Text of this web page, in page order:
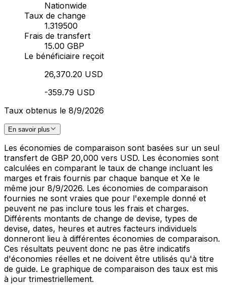
Nationwide
Taux de change
1.319500
Frais de transfert
15.00 GBP
Le bénéficiaire reçoit
26,370.20 USD
-359.79 USD
Taux obtenus le 8/9/2026
En savoir plus
Les économies de comparaison sont basées sur un seul
transfert de GBP 20,000 vers USD. Les économies sont
calculées en comparant le taux de change incluant les
marges et frais fournis par chaque banque et Xe le
même jour 8/9/2026. Les économies de comparaison
fournies ne sont vraies que pour l'exemple donné et
peuvent ne pas inclure tous les frais et charges.
Différents montants de change de devise, types de
devise, dates, heures et autres facteurs individuels
donneront lieu à différentes économies de comparaison.
Ces résultats peuvent donc ne pas être indicatifs
d'économies réelles et ne doivent être utilisés qu'à titre
de guide. Le graphique de comparaison des taux est mis
à jour trimestriellement.